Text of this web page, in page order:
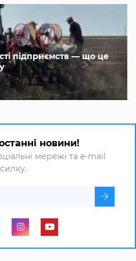
підприємств — що це
новини!
мережі та e-mail